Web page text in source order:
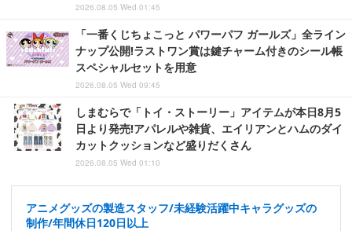
2026.08.05 Wed 01:45
「一番くじちょこっと パワーパフ ガールズ」全ライン
ナップ公開!ラストワン賞は鍵チャーム付きのシール帳
スペシャルセットを用意
2026.08.05 Wed 09:45
しまむらで「トイ・ストーリー」アイテムが本日8月5
日より発売!アパレルや雑貨、エイリアンとハムのダイ
カットクッションなど盛りだくさん
2026.08.05 Wed 01:10
アニメグッズの製造スタッフ/未経験活躍中キャラグッズの
制作/年間休日120日以上